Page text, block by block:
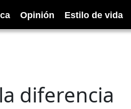
Opinión Estilo de vida
diferencia